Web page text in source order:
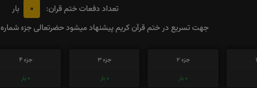
تعداد دفعات ختم قران: 0
بار
جهت تسریع در ختم قرآن کریم پیشنهاد میشود حضرتعالی جزء شماره
جزء 2
0 بار
جزء 3
0 بار
جزء 4
0 بار